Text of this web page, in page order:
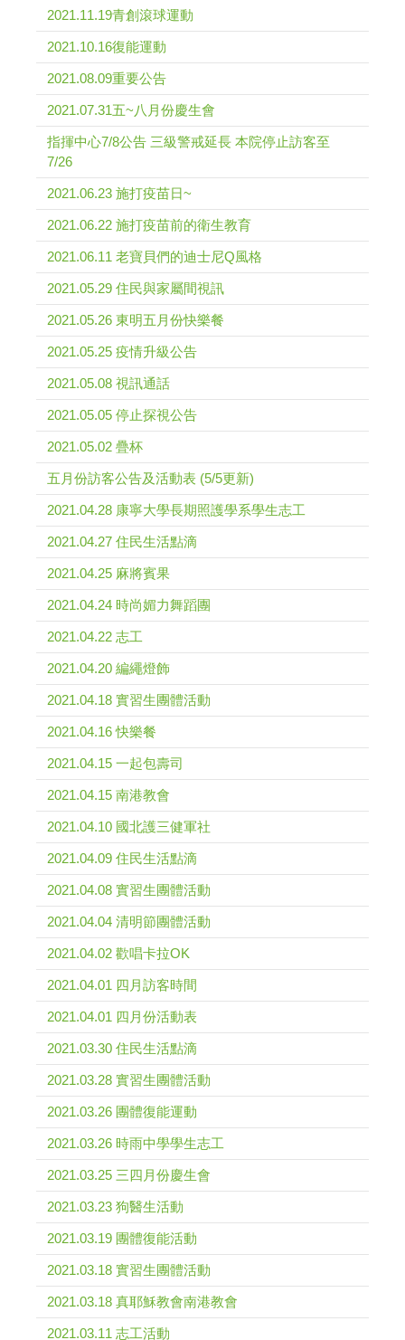
2021.11.19青創滾球運動
2021.10.16復能運動
2021.08.09重要公告
2021.07.31五~八月份慶生會
指揮中心7/8公告 三級警戒延長 本院停止訪客至
7/26
2021.06.23 施打疫苗日~
2021.06.22 施打疫苗前的衛生教育
2021.06.11 老寶貝們的迪士尼Q風格
2021.05.29 住民與家屬間視訊
2021.05.26 東明五月份快樂餐
2021.05.25 疫情升級公告
2021.05.08 視訊通話
2021.05.05 停止探視公告
2021.05.02 疊杯
五月份訪客公告及活動表 (5/5更新)
2021.04.28 康寧大學長期照護學系學生志工
2021.04.27 住民生活點滴
2021.04.25 麻將賓果
2021.04.24 時尚媚力舞蹈團
2021.04.22 志工
2021.04.20 編繩燈飾
2021.04.18 實習生團體活動
2021.04.16 快樂餐
2021.04.15 一起包壽司
2021.04.15 南港教會
2021.04.10 國北護三健軍社
2021.04.09 住民生活點滴
2021.04.08 實習生團體活動
2021.04.04 清明節團體活動
2021.04.02 歡唱卡拉OK
2021.04.01 四月訪客時間
2021.04.01 四月份活動表
2021.03.30 住民生活點滴
2021.03.28 實習生團體活動
2021.03.26 團體復能運動
2021.03.26 時雨中學學生志工
2021.03.25 三四月份慶生會
2021.03.23 狗醫生活動
2021.03.19 團體復能活動
2021.03.18 實習生團體活動
2021.03.18 真耶穌教會南港教會
2021.03.11 志工活動